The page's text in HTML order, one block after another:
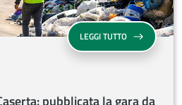
LEGGI TUTTOGESTIONE DEI
pubblicata la gara da